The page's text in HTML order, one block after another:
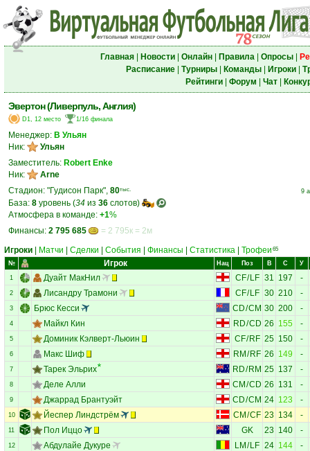
Главная| Новости| Онлайн| Правила| Опросы|
Расписание| Турниры| Команды| Игроки|
Рейтинги| Форум Чат|
Эвертон (Ливерпуль, Англия)
D1, 12 место 1/16 финала
Менеджер: В Ульян
Ник:
Ульян
Заместитель: Robert Enke
Ник:
Arne
Стадион: "Гудисон Парк", 80тыс.
База: 8 уровень (34 из 36 слотов)
Атмосфера в команде: +1%
Финансы: 2 795 685 = 2 795к = 2м
9
Игроки Матчи Сделки События Финансы Статистика Трофеи 65
№ Игрок Нац Поз В С У
1 Дуайт МакНил CF/LF 31 197 -
2 Лисандру Трамони CF/LF 30 210 -
3 Брюс Кесси CD/CM 30 200 -
4 Майкл Кин RD/CD 26 155 -
5 Доминик Кэлверт-Льюин CF/RF 25 150 -
6 Макс Шиф RM / RF 26 149 -
7 Тарек Эльрих RD/ RM 25 137 -
8 Деле Алли CM /CD 26 131 -
9 Джаррад Брантуэйт CD/CM 24 123 -
10 Йеспер Линдстрём CM /CF 23 134 -
11 Пол Иццо GK 23 140 -
12 Абдулайе Дукуре LM / LF 24 144 -